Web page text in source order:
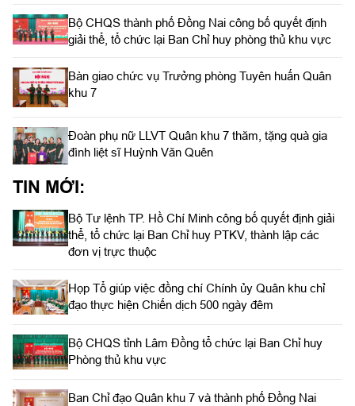
Bộ CHQS thành phố Đồng Nai công bố quyết định
giải thể, tổ chức lại Ban Chỉ huy phòng thủ khu vực
Bàn giao chức vụ Trưởng phòng Tuyên huấn Quân
khu 7
Đoàn phụ nữ LLVT Quân khu 7 thăm, tặng quà gia
đình liệt sĩ Huỳnh Văn Quên
TIN MỚI:
Bộ Tư lệnh TP. Hồ Chí Minh công bố quyết định giải
thể, tổ chức lại Ban Chỉ huy PTKV, thành lập các
đơn vị trực thuộc
Họp Tổ giúp việc đồng chí Chính ủy Quân khu chỉ
đạo thực hiện Chiến dịch 500 ngày đêm
Bộ CHQS tỉnh Lâm Đồng tổ chức lại Ban Chỉ huy
Phòng thủ khu vực
Ban Chỉ đạo Quân khu 7 và thành phố Đồng Nai